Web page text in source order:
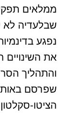
ממלאים
שבלעדיה לא
נפגע
את
והתהליך
שפרסם
הציטו-